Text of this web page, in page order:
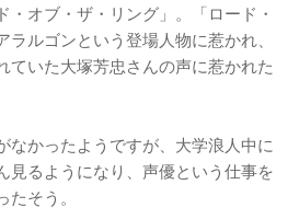
・オブ・ザ・リング」。「ロード・
ラルゴンという登場人物に惹かれ、
ていた大塚芳忠さんの声に惹かれた
なかったようですが、大学浪人中に
見るようになり、声優という仕事を
たそう。